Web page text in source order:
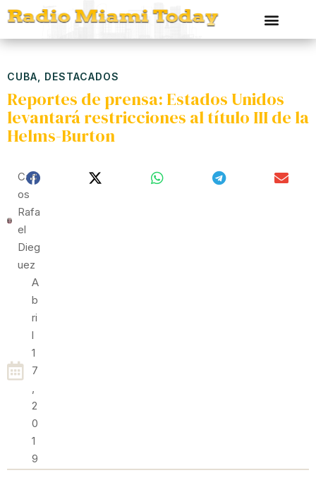
CUBA DESTACADOS
Reportes de prensa: Estados Unidos
levantará restricciones al título III de la
Helms-Burton
Carl
Os
Rafa
El
Dieg
Uez
A
B
Ri
L
1
7
,
2
0
1
9